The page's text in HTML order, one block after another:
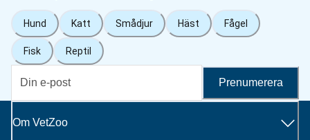
Hund Katt Smådjur Häst Fågel
Fisk Reptil
Prenumerera
Om VetZoo